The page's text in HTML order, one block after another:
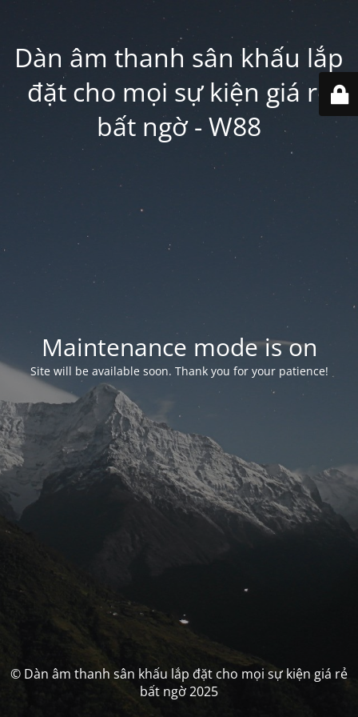
Dàn âm thanh sân khấu lắp
đặt cho mọi sự kiện giá rẻ
bất ngờ - W88
Maintenance mode is on
Site will be available soon. Thank you for your patience!
© Dàn âm thanh sân khấu lắp đặt cho mọi sự kiện giá rẻ
bất ngờ 2025